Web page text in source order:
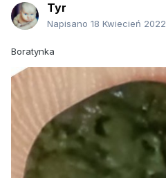
Tyr
Napisano 18 Kwiecień 2022
Boratynka